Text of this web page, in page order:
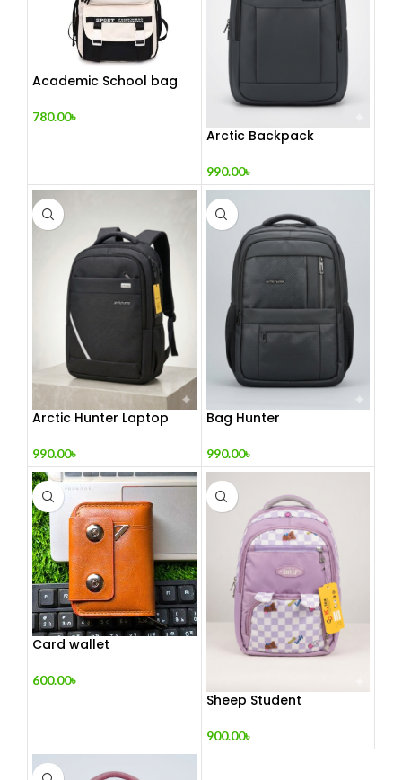
Academic School bag
780.00৳
Arctic Backpack
990.00৳
Arctic Hunter Laptop
990.00৳
Bag Hunter
990.00৳
Card wallet
600.00৳
Sheep Student
900.00৳